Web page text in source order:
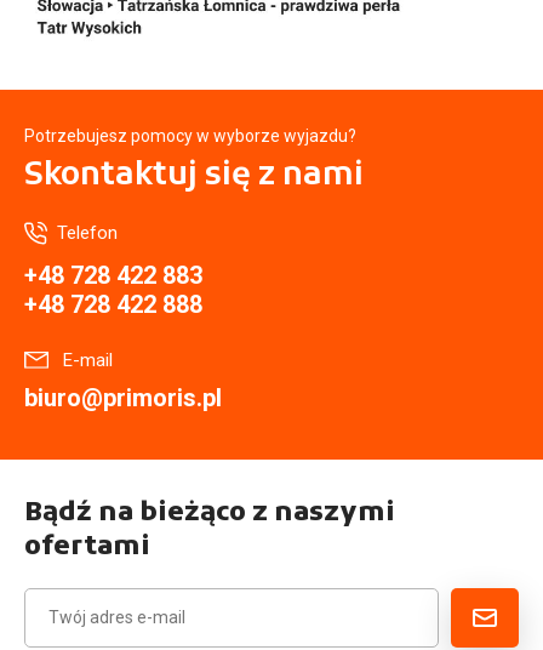
Potrzebujesz pomocy w wyborze wyjazdu?
Skontaktuj się z nami
Telefon
+48 728 422 883
+48 728 422 888
E-mail
biuro@primoris.pl
Bądź na bieżąco z naszymi
ofertami